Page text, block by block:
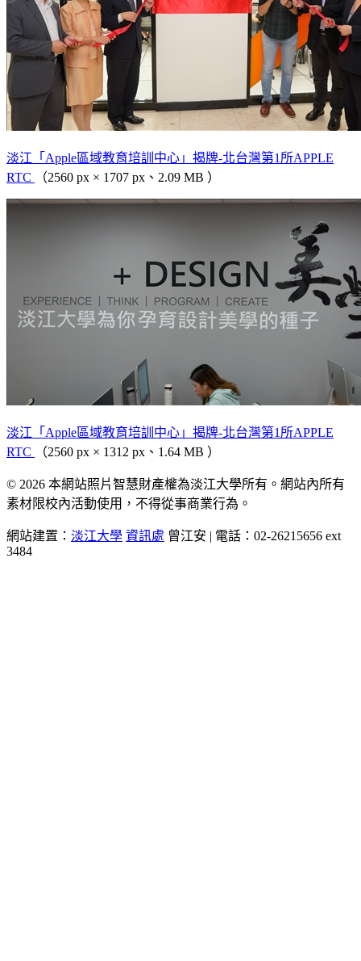
淡江「Apple區域教育培訓中心」揭牌-北台灣第1所APPLE
RTC
（2560 px × 1707 px、2.09 MB ）
淡江「Apple區域教育培訓中心」揭牌-北台灣第1所APPLE
RTC
（2560 px × 1312 px、1.64 MB ）
© 2026 本網站照片智慧財產權為淡江大學所有。網站內所有
素材限校內活動使用，不得從事商業行為。
網站建置： 淡江大學 資訊處 曾江安 | 電話：02-26215656 ext
3484